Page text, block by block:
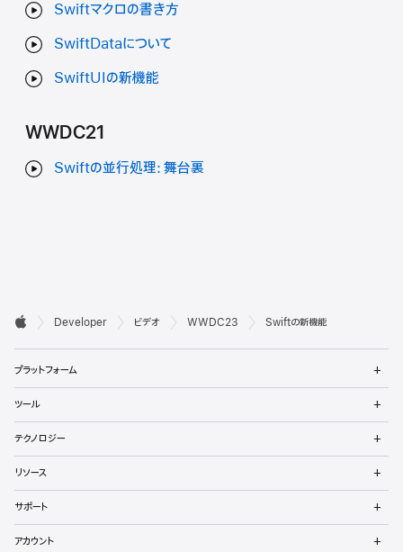
Swiftマクロの書き方
SwiftDataについて
SwiftUIの新機能
WWDC21
Swiftの並行処理: 舞台裏
デ
ベ
ロ
ッ
パ
向
け
フ

Developer ビデオ WWDC23 Swiftの新機能
プラットフォーム
ュ
を
く
ツール
ュ
を
く
テクノロジー
ュ
を
く
リソース
ュ
を
サポート
ュ
アカウント